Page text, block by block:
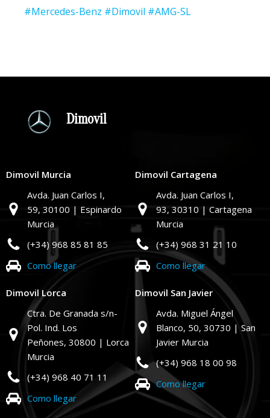
#Mercedes-Benz #Dimovil #AMG-SL
Dimovil
Dimovil Murcia
Avda. Juan Carlos I,
59, 30100 | Espinardo
Murcia
(+34) 968 85 81 85
Como llegar
Dimovil Cartagena
Avda. Juan Carlos I,
93, 30310 | Cartagena
Murcia
(+34) 968 31 21 10
Como llegar
Dimovil Lorca
Ctra. De Granada s/n-
Pol. Ind. Los
Peñones, 30800 | Lorca
Murcia
(+34) 968 40 71 11
Como llegar
Dimovil San Javier
Avda. Miguel Ángel
Blanco, 50, 30730 | San
Javier Murcia
(+34) 968 18 00 98
Como llegar